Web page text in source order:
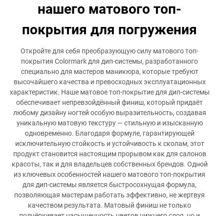
нашего матового топ-
покрытия для погружения
Откройте для себя преобразующую силу матового топ-
покрытия Colormark для дип-системы, разработанного
специально для мастеров маникюра, которые требуют
высочайшего качества и превосходных эксплуатационных
характеристик. Наше матовое топ-покрытие для дип-системы
обеспечивает непревзойдённый финиш, который придаёт
любому дизайну ногтей особую выразительность, создавая
уникальную матовую текстуру — стильную и изысканную
одновременно. Благодаря формуле, гарантирующей
исключительную стойкость и устойчивость к сколам, этот
продукт становится настоящим прорывом как для салонов
красоты, так и для владельцев собственных брендов. Одной
из ключевых особенностей нашего матового топ-покрытия
для дип-системы является быстросохнущая формула,
позволяющая мастерам работать эффективно, не жертвуя
качеством результата. Матовый финиш не только